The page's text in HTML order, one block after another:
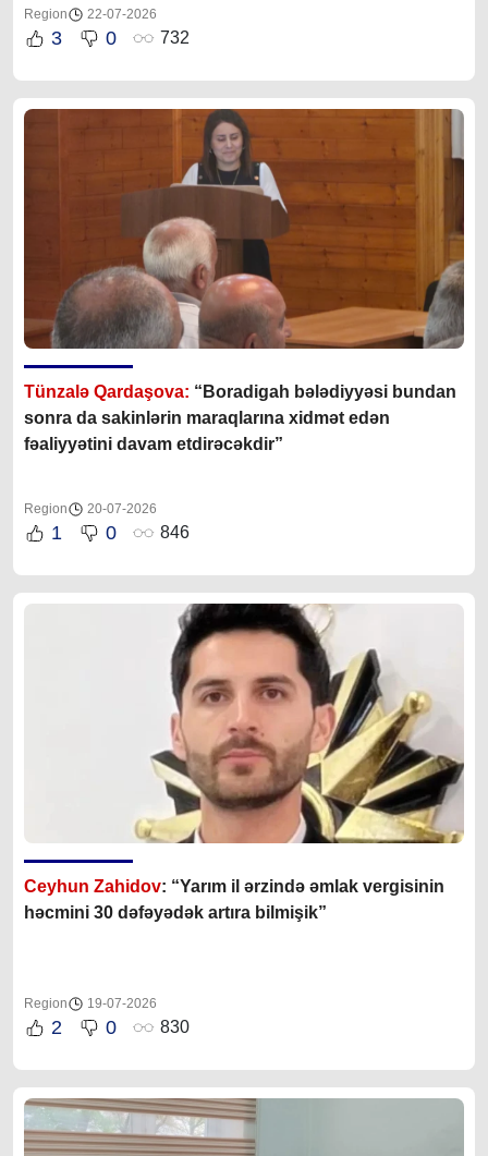
Region 22-07-2026
3 0 732
Tünzalə Qardaşova: “Boradigah bələdiyyəsi bundan
sonra da sakinlərin maraqlarına xidmət edən
fəaliyyətini davam etdirəcəkdir”
Region 20-07-2026
1 0 846
Ceyhun Zahidov: “Yarım il ərzində əmlak vergisinin
həcmini 30 dəfəyədək artıra bilmişik”
Region 19-07-2026
2 0 830